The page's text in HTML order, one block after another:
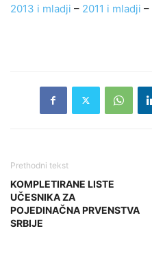
2013 i mladji – 2011 i mladji –
Prethodni tekst
KOMPLETIRANE LISTE
UČESNIKA ZA
POJEDINAČNA PRVENSTVA
SRBIJE